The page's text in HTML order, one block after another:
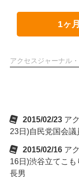
1ヶ
アクセスジャーナル
2015/02/23 ア
23日)自民党国会
2015/02/16 ア
16日)渋谷立てこ
長男